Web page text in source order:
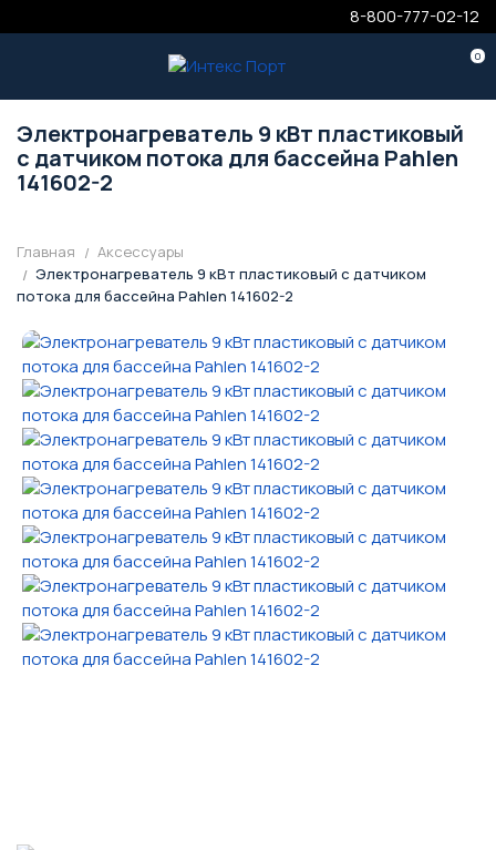
8-800-777-02-12
0
Электронагреватель 9 кВт пластиковый
с датчиком потока для бассейна Pahlen
141602-2
Главная
Аксессуары
Электронагреватель 9 кВт пластиковый с датчиком
потока для бассейна Pahlen 141602-2